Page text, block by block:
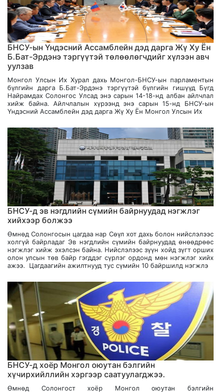
БНСУ-ын Үндэсний Ассамблейн дэд дарга Жү Ху Ён
Б.Бат-Эрдэнэ тэргүүтэй төлөөлөгчдийг хүлээн авч
уулзав
Монгол Улсын Их Хурал дахь Монгол-БНСУ-ын парламентын
бүлгийн дарга Б.Бат-Эрдэнэ тэргүүтэй бүлгийн гишүүд Бүгд
Найрамдах Солонгос Улсад энэ сарын 14-18-нд албан айлчлал
хийж байна. Айлчлалын хүрээнд энэ сарын 15-нд БНСУ-ын
Үндэсний Ассамблейн дэд дарга Жү Ху Ён Монгол Улсын Их
БНСУ-д эв нэгдлийн сүмийн байрнуудад нэгжлэг
хийхээр болжээ
Өмнөд Солонгосын цагдаа нар Сөүл хот дахь болон нийслэлээс
холгүй байрладаг Эв нэгдлийн сүмийн байрнуудад өнөөдрөөс
нэгжлэг хийж эхэлсэн байна. Нийслэлээс зүүн хойд зүгт орших
олон улсын төв байр гэгддэг сүрлэг ордонд мөн нэгжлэг хийх
ажээ. Цагдаагийн ажилтнууд тус сүмийн 10 байршилд нэгжлэ
БНСУ-д хоёр Монгол оюутан бэлгийн
хүчирхийллийн хэргээр саатуулагджээ.
Өмнөд Солонгост хоёр Монгол оюутан бэлгийн